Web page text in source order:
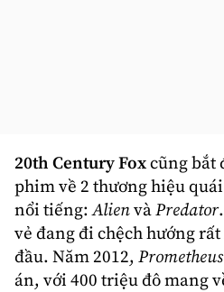
20th Century Foxcũng bắt
phim về 2 thương hiệu
nổi tiếng:AlienvàPredator
vẻ đang đi chệch hướng
đầu. Năm 2012, Prometheus
án, với 400 triệu đô mang